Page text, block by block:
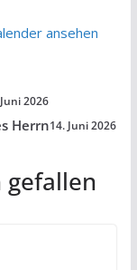
ansehen
2026
Herrn14. Juni 2026
gefallen